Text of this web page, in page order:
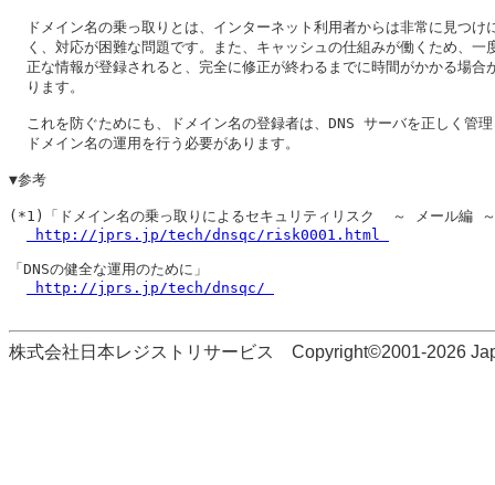
ドメイン名の乗っ取りとは、インターネット利用者からは非常に見つけ
く、対応が困難な問題です。また、キャッシュの仕組みが働くため、一
正な情報が登録されると、完全に修正が終わるまでに時間がかかる場合
  ります。
これを防ぐためにも、ドメイン名の登録者は、DNS サーバを正しく管
  ドメイン名の運用を行う必要があります。
▼参考
(*1)「ドメイン名の乗っ取りによるセキュリティリスク  ～ メール編
http://jprs.jp/tech/dnsqc/risk0001.html
「DNSの健全な運用のために」
http://jprs.jp/tech/dnsqc/
株式会社日本レジストリサービス Copyright©2001-2026